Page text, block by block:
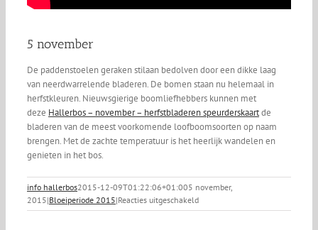
5 november
De paddenstoelen geraken stilaan bedolven door een dikke laag
van neerdwarrelende bladeren. De bomen staan nu helemaal in
herfstkleuren. Nieuwsgierige boomliefhebbers kunnen met
deze Hallerbos – november – herfstbladeren speurderskaartde
bladeren van de meest voorkomende loofboomsoorten op naam
brengen. Met de zachte temperatuur is het heerlijk wandelen en
genieten in het bos.
info hallerbos2015-12-09T01:22:06+01:005 november,
2015|Bloeiperiode 2015|Reacties uitgeschakeldvoor
5